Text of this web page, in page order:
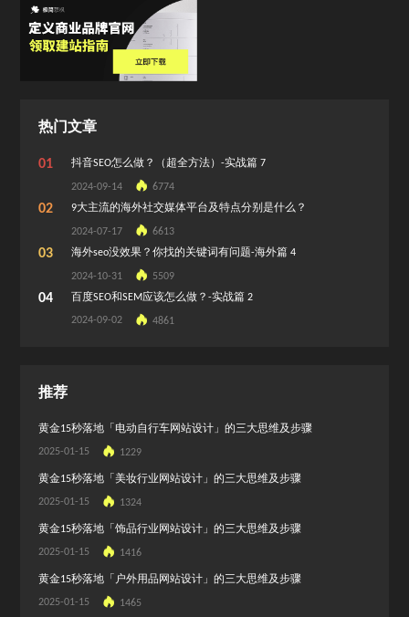
热门文章
01 抖音SEO怎么做？（超全方法）-实战篇 7
2024-09-14 6774
02 9大主流的海外社交媒体平台及特点分别是什么？
2024-07-17 6613
03 海外seo没效果？你找的关键词有问题-海外篇 4
2024-10-31 5509
04 百度SEO和SEM应该怎么做？-实战篇 2
2024-09-02 4861
推荐
黄金15秒落地「电动自行车网站设计」的三大思维及步骤
2025-01-15 1229
黄金15秒落地「美妆行业网站设计」的三大思维及步骤
2025-01-15 1324
黄金15秒落地「饰品行业网站设计」的三大思维及步骤
2025-01-15 1416
黄金15秒落地「户外用品网站设计」的三大思维及步骤
2025-01-15 1465